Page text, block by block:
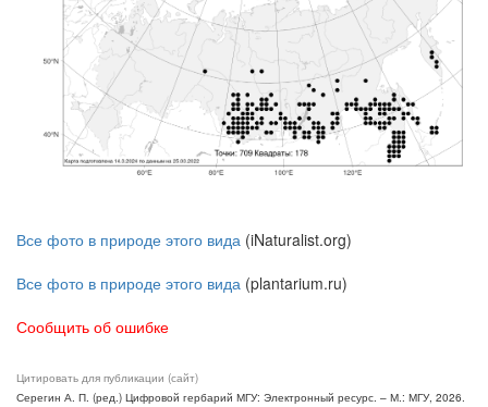
Все фото в природе этого вида (iNaturalist.org)
Все фото в природе этого вида (plantarium.ru)
Сообщить об ошибке
Цитировать для публикации (сайт)
Серегин А. П. (ред.) Цифровой гербарий МГУ: Электронный ресурс. – М.: МГУ, 2026.